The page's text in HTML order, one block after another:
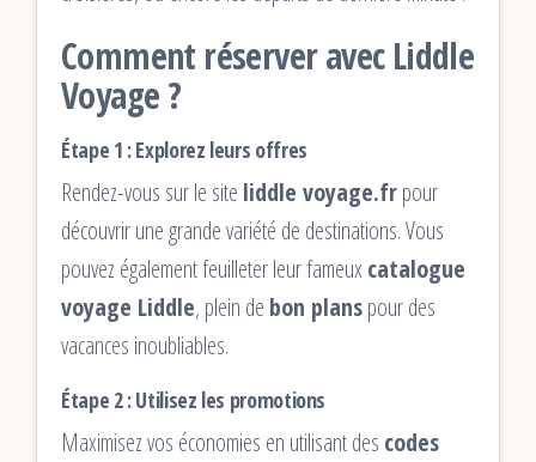
Comment réserver avec Liddle
Voyage ?
Étape 1 : Explorez leurs offres
Rendez-vous sur le site liddle voyage.frpour
découvrir une grande variété de destinations. Vous
pouvez également feuilleter leur fameux catalogue
voyage Liddle, plein de bon planspour des
vacances inoubliables.
Étape 2 : Utilisez les promotions
Maximisez vos économies en utilisant des codes